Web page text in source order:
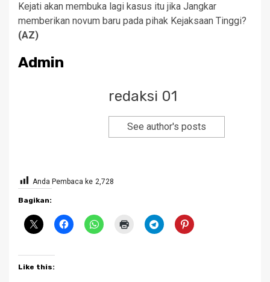
Kejati akan membuka lagi kasus itu jika Jangkar
memberikan novum baru pada pihak Kejaksaan Tinggi?
(AZ)
Admin
redaksi 01
See author's posts
Anda Pembaca ke 2,728
Bagikan:
Like this: